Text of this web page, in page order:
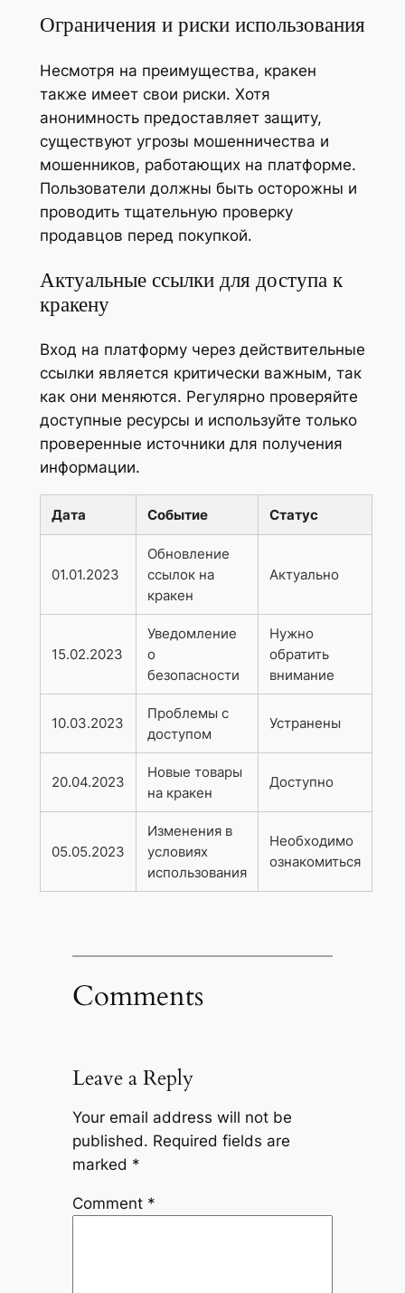
Ограничения и риски использования
Несмотря на преимущества, кракен
также имеет свои риски. Хотя
анонимность предоставляет защиту,
существуют угрозы мошенничества и
мошенников, работающих на платформе.
Пользователи должны быть осторожны и
проводить тщательную проверку
продавцов перед покупкой.
Актуальные ссылки для доступа к
кракену
Вход на платформу через действительные
ссылки является критически важным, так
как они меняются. Регулярно проверяйте
доступные ресурсы и используйте только
проверенные источники для получения
информации.
Дата Событие Статус
01.01.2023
Обновление
ссылок на
кракен
Актуально
15.02.2023
Уведомление
о
безопасности
Нужно
обратить
внимание
10.03.2023
Проблемы с
доступом
Устранены
20.04.2023
Новые товары
на кракен
Доступно
05.05.2023
Изменения в
условиях
использования
Необходимо
ознакомиться
Comments
Leave a Reply
Your email address will not be
published. Required fields are
marked *
Comment *